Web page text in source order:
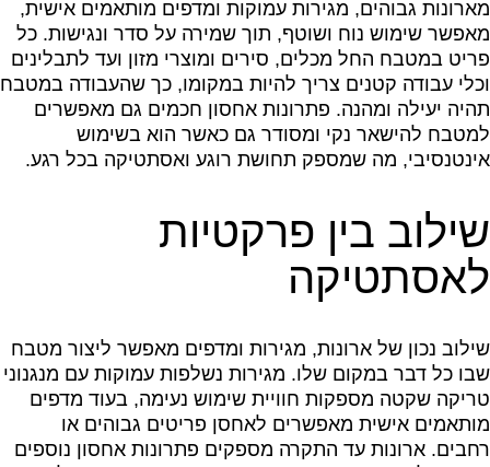
מארונות גבוהים, מגירות עמוקות ומדפים מותאמים אישית,
מאפשר שימוש נוח ושוטף, תוך שמירה על סדר ונגישות. כל
פריט במטבח החל מכלים, סירים ומוצרי מזון ועד לתבלינים
וכלי עבודה קטנים צריך להיות במקומו, כך שהעבודה במטבח
תהיה יעילה ומהנה. פתרונות אחסון חכמים גם מאפשרים
למטבח להישאר נקי ומסודר גם כאשר הוא בשימוש
אינטנסיבי, מה שמספק תחושת רוגע ואסתטיקה בכל רגע.
שילוב בין פרקטיות
לאסתטיקה
שילוב נכון של ארונות, מגירות ומדפים מאפשר ליצור מטבח
שבו כל דבר במקום שלו. מגירות נשלפות עמוקות עם מנגנוני
טריקה שקטה מספקות חוויית שימוש נעימה, בעוד מדפים
מותאמים אישית מאפשרים לאחסן פריטים גבוהים או
רחבים. ארונות עד התקרה מספקים פתרונות אחסון נוספים